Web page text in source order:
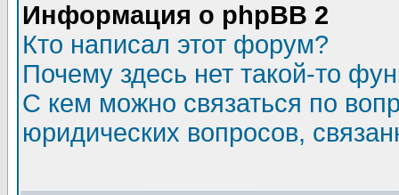
Информация о phpBB 2
Кто написал этот форум?
Почему здесь нет такой-то
С кем можно связаться по
юридических вопросов,